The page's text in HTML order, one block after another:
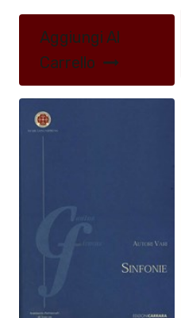
Aggiungi Al
Carrello